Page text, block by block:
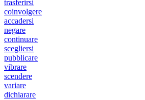
trasferirsi
coinvolgere
accadersi
negare
continuare
scegliersi
pubblicare
vibrare
scendere
variare
dichiarare